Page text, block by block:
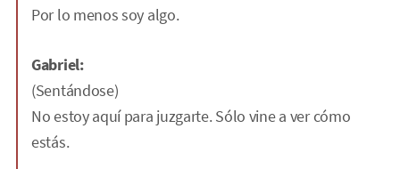
Por lo menos soy algo.
Gabriel:
(Sentándose)
No estoy aquí para juzgarte. Sólo vine a ver cómo
estás.